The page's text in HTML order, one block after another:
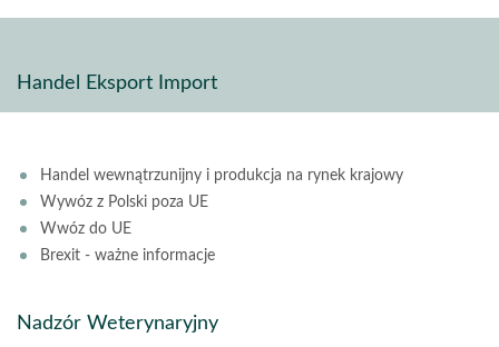
Handel Eksport Import
Handel wewnątrzunijny i produkcja na rynek krajowy
Wywóz z Polski poza UE
Wwóz do UE
Brexit - ważne informacje
Nadzór Weterynaryjny